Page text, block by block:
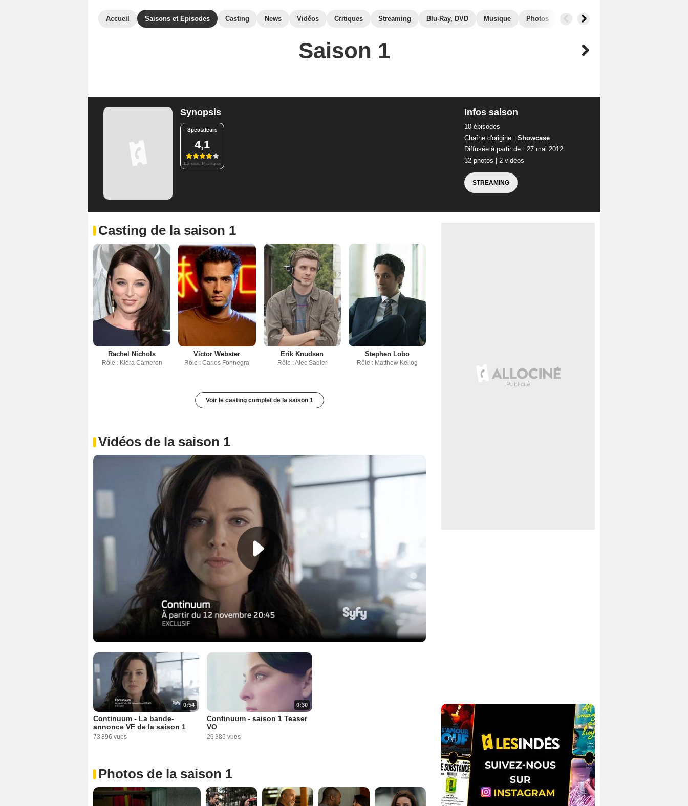
Accueil Saisons et Episodes Casting News Vidéos Critiques Streaming Blu-Ray, DVD Musique Photos
Saison 1
Synopsis
Spectateurs
4,1
115 notes, 14 critiques
Infos saison
10 épisodes
Chaîne d'origine : Showcase
Diffusée à partir de : 27 mai 2012
32 photos
2 vidéos
STREAMING
Casting de la saison 1
Rachel Nichols
Rôle : Kiera Cameron
Victor Webster
Rôle : Carlos Fonnegra
Erik Knudsen
Rôle : Alec Sadler
Stephen Lobo
Rôle : Matthew Kellog
Voir le casting complet de la saison 1
Vidéos de la saison 1
0:54
Continuum - La bande-
annonce VF de la saison 1
73 896 vues
0:30
Continuum - saison 1 Teaser
VO
29 385 vues
Photos de la saison 1